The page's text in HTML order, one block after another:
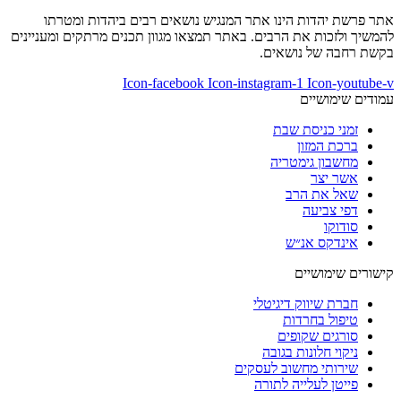
אתר פרשת יהדות הינו אתר המנגיש נושאים רבים ביהדות ומטרתו
להמשיך ולזכות את הרבים. באתר תמצאו מגוון תכנים מרתקים ומעניינים
בקשת רחבה של נושאים.
Icon-facebook Icon-instagram-1 Icon-youtube-v
עמודים שימושיים
זמני כניסת שבת
ברכת המזון
מחשבון גימטריה
אשר יצר
שאל את הרב
דפי צביעה
סודוקו
אינדקס אנ״ש
קישורים שימושיים
חברת שיווק דיגיטלי
טיפול בחרדות
סורגים שקופים
ניקוי חלונות בגובה
שירותי מחשוב לעסקים
פייטן לעלייה לתורה